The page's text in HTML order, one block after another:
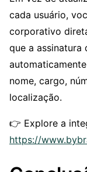
cada usuário,
corporativo
que a assinatura
nome, cargo,
localização.
👉 Explore a
https://